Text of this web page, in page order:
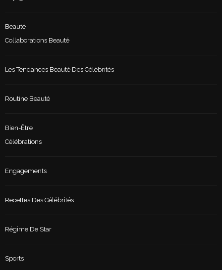
Beauté
Collaborations Beauté
Les Tendances Beauté Des Célébrités
Routine Beauté
Bien-Être
Célébrations
Engagements
Recettes Des Célébrités
Régime De Star
Sports